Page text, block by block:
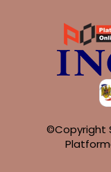
©Copyright